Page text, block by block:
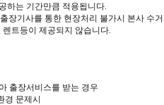
하는 기간만큼 적용됩니다.
장기사를 통한 현장처리 불가시 본사 수
렌트등이 제공되지 않습니다.
출장서비스를 받는 경우
경 문제시